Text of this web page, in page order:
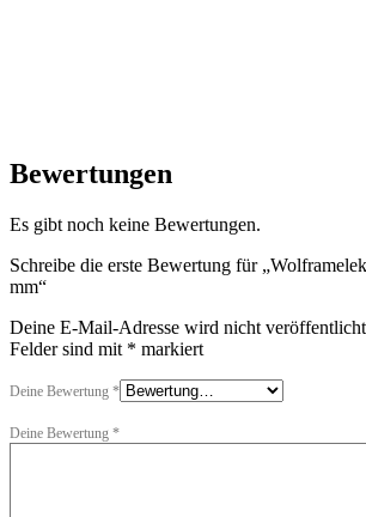
Bewertungen
Es gibt noch keine Bewertungen.
Schreibe die erste Bewertung für
mm“
Deine E-Mail-Adresse wird nicht
Felder sind mit * markiert
Deine Bewertung *
Deine Bewertung *